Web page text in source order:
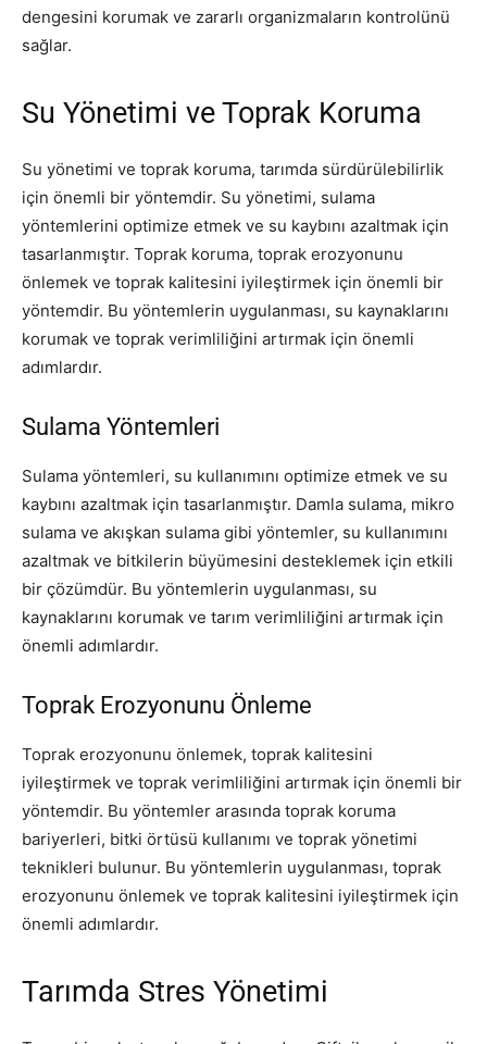
dengesini korumak ve zararlı organizmaların kontrolünü
sağlar.
Su Yönetimi ve Toprak Koruma
Su yönetimi ve toprak koruma, tarımda sürdürülebilirlik
için önemli bir yöntemdir. Su yönetimi, sulama
yöntemlerini optimize etmek ve su kaybını azaltmak için
tasarlanmıştır. Toprak koruma, toprak erozyonunu
önlemek ve toprak kalitesini iyileştirmek için önemli bir
yöntemdir. Bu yöntemlerin uygulanması, su kaynaklarını
korumak ve toprak verimliliğini artırmak için önemli
adımlardır.
Sulama Yöntemleri
Sulama yöntemleri, su kullanımını optimize etmek ve su
kaybını azaltmak için tasarlanmıştır. Damla sulama, mikro
sulama ve akışkan sulama gibi yöntemler, su kullanımını
azaltmak ve bitkilerin büyümesini desteklemek için etkili
bir çözümdür. Bu yöntemlerin uygulanması, su
kaynaklarını korumak ve tarım verimliliğini artırmak için
önemli adımlardır.
Toprak Erozyonunu Önleme
Toprak erozyonunu önlemek, toprak kalitesini
iyileştirmek ve toprak verimliliğini artırmak için önemli bir
yöntemdir. Bu yöntemler arasında toprak koruma
bariyerleri, bitki örtüsü kullanımı ve toprak yönetimi
teknikleri bulunur. Bu yöntemlerin uygulanması, toprak
erozyonunu önlemek ve toprak kalitesini iyileştirmek için
önemli adımlardır.
Tarımda Stres Yönetimi